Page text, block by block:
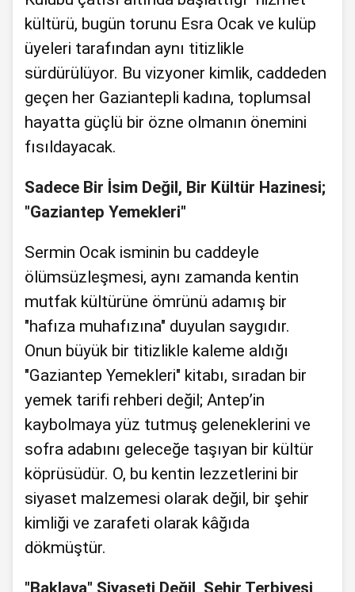
kültürü, bugün torunu Esra Ocak ve kulüp
üyeleri tarafından aynı titizlikle
sürdürülüyor. Bu vizyoner kimlik, caddeden
geçen her Gaziantepli kadına, toplumsal
hayatta güçlü bir özne olmanın önemini
fısıldayacak.
Sadece Bir İsim Değil, Bir Kültür Hazinesi;
"Gaziantep Yemekleri"
Sermin Ocak isminin bu caddeyle
ölümsüzleşmesi, aynı zamanda kentin
mutfak kültürüne ömrünü adamış bir
"hafıza muhafızına" duyulan saygıdır.
Onun büyük bir titizlikle kaleme aldığı
"Gaziantep Yemekleri" kitabı, sıradan bir
yemek tarifi rehberi değil; Antep’in
kaybolmaya yüz tutmuş geleneklerini ve
sofra adabını geleceğe taşıyan bir kültür
köprüsüdür. O, bu kentin lezzetlerini bir
siyaset malzemesi olarak değil, bir şehir
kimliği ve zarafeti olarak kâğıda
dökmüştür.
"Baklava" Siyaseti Değil, Şehir Terbiyesi